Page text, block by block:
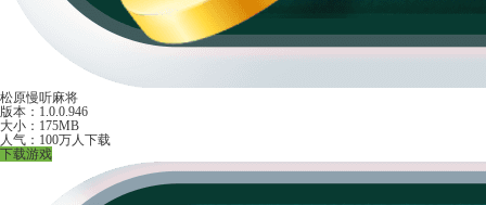
松原慢听麻将
版本：1.0.0.946
大小：175MB
人气：100万人下载
下载游戏